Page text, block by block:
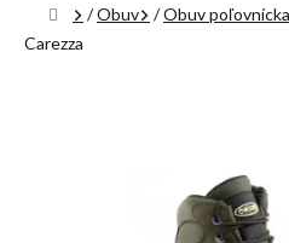
Domov
/Obuv /Obuv poľovnícka
Carezza